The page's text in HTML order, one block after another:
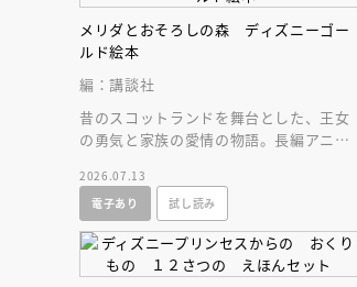
メリダとおそろしの森 ディズニーゴー
ルド絵本
編：講談社
昔のスコットランドを舞台とした、王女
の勇気と家族の愛情の物語。長編アニメ
本、リニューアル版
2026.07.13
電子あり
試し読み